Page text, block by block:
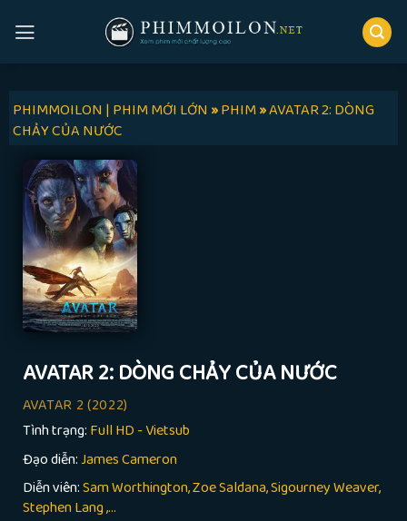
PHIMMOILON | PHIM MỚI LỚN»PHIM»AVATAR 2: DÒNG
CHẢY CỦA NƯỚC
AVATAR 2: DÒNG CHẢY CỦA NƯỚC
AVATAR 2(2022)
Tình trạng: Full HD - Vietsub
Đạo diễn:James Cameron
Diễn viên:Sam Worthington, Zoe Saldana, Sigourney Weaver,
Stephen Lang ,...